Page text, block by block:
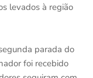
levados à região
parada do
foi recebido